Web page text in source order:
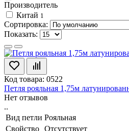
Производитель
Китай 1
Сортировка:
Показать:
Код товара: 0522
Петля рояльная 1,75м
Нет отзывов
..
Вид петли Рояльная
Свойство Отсутствует